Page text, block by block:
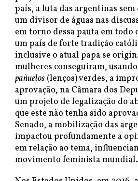
país, a luta das argentinas
um divisor de águas nas
em torno dessa pauta em todo
um país de forte tradição
inclusive o atual papa se
mulheres conseguiram, usando
pañuelos (lenços) verdes, a
aprovação, na Câmara dos
um projeto de legalização do
que este não tenha sido
Senado, a mobilização das
impactou profundamente a
em relação ao tema,
movimento feminista mundial.